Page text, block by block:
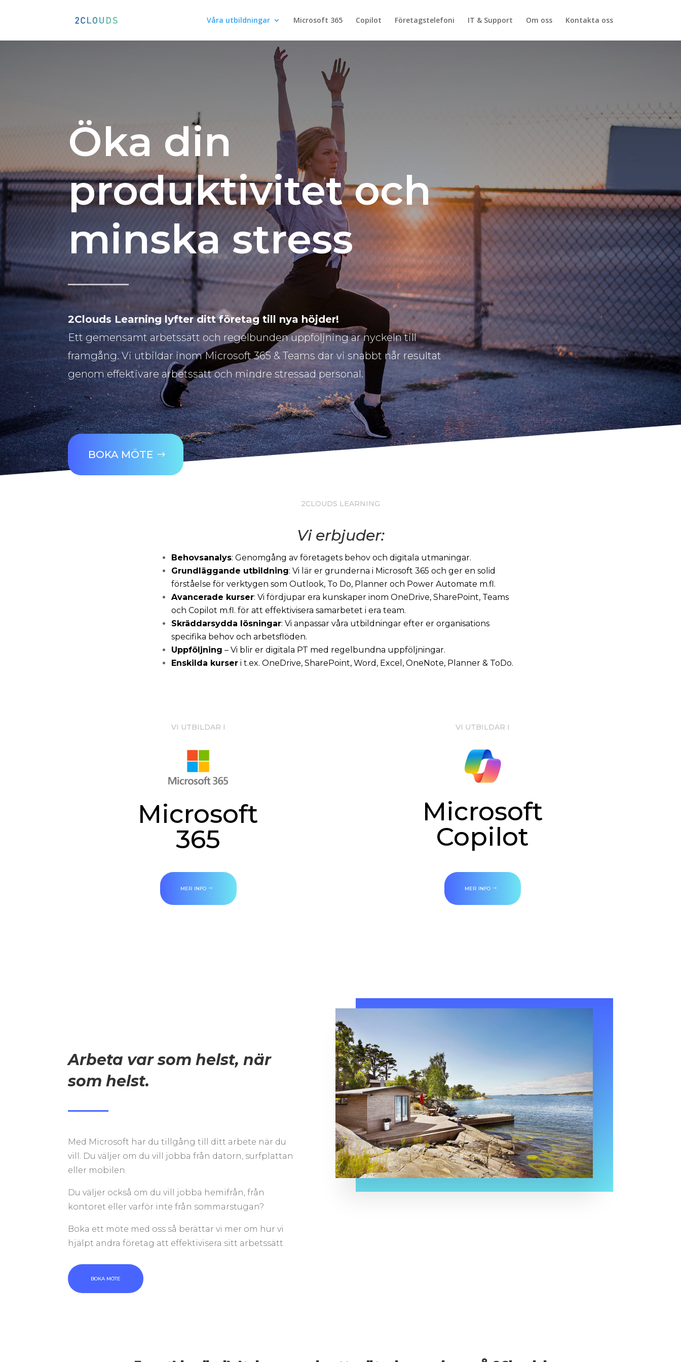
Våra utbildningar Microsoft 365 Copilot Företagstelefoni IT & Support Om oss Kontakta oss
Öka din
produktivitet och
minska stress
2Clouds Learning lyfter ditt företag till nya höjder!
Ett gemensamt arbetssätt och regelbunden uppföljning är nyckeln till
framgång. Vi utbildar inom Microsoft 365 & Teams där vi snabbt når resultat
genom effektivare arbetssätt och mindre stressad personal.
BOKA MÖTE
2CLOUDS LEARNING
Vi erbjuder:
Behovsanalys: Genomgång av företagets behov och digitala utmaningar.
Grundläggande utbildning: Vi lär er grunderna i Microsoft 365 och ger en solid
förståelse för verktygen som Outlook, To Do, Planner och Power Automate m.fl.
Avancerade kurser: Vi fördjupar era kunskaper inom OneDrive, SharePoint, Teams
och Copilot m.fl. för att effektivisera samarbetet i era team.
Skräddarsydda lösningar: Vi anpassar våra utbildningar efter er organisations
specifika behov och arbetsflöden.
Uppföljning – Vi blir er digitala PT med regelbundna uppföljningar.
Enskilda kurser i t.ex. OneDrive, SharePoint, Word, Excel, OneNote, Planner & ToDo.
VI UTBILDAR I
Microsoft
365
MER INFO
VI UTBILDAR I
Microsoft
Copilot
MER INFO
Arbeta var som helst, när
som helst.
Med Microsoft har du tillgång till ditt arbete när du
vill. Du väljer om du vill jobba från datorn, surfplattan
eller mobilen.
Du väljer också om du vill jobba hemifrån, från
kontoret eller varför inte från sommarstugan?
Boka ett möte med oss så berättar vi mer om hur vi
hjälpt andra företag att effektivisera sitt arbetssätt.
BOKA MÖTE